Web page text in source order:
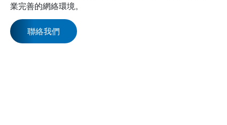
業完善的網絡環境。
聯絡我們